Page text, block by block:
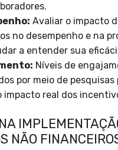
Avaliar o impacto
no desempenho e na
a entender sua
Níveis de
por meio de pesquisas
impacto real dos
NÃO